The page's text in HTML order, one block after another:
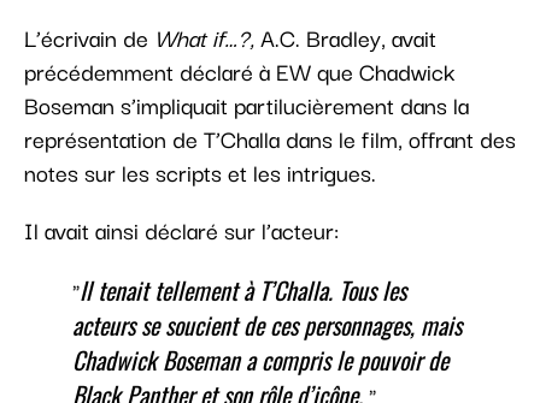
L’écrivain de What if…?,A.C. Bradley, avait
précédemment déclaré à EW que Chadwick
Boseman s’impliquait partilucièrement dans la
représentation de T’Challa dans le film, offrant des
notes sur les scripts et les intrigues.
Il avait ainsi déclaré sur l’acteur:
Il tenait tellement à T’Challa. Tous les
acteurs se soucient de ces personnages, mais
Chadwick Boseman a compris le pouvoir de
Black Panther et son rôle d’icône.